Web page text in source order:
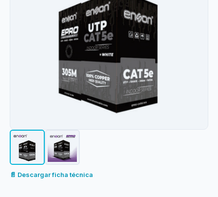
📄 Descargar ficha técnica